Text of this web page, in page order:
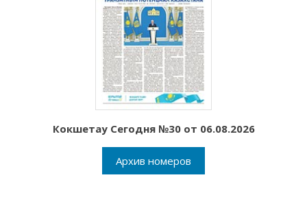
Кокшетау Сегодня №30 от 06.08.2026
Архив номеров